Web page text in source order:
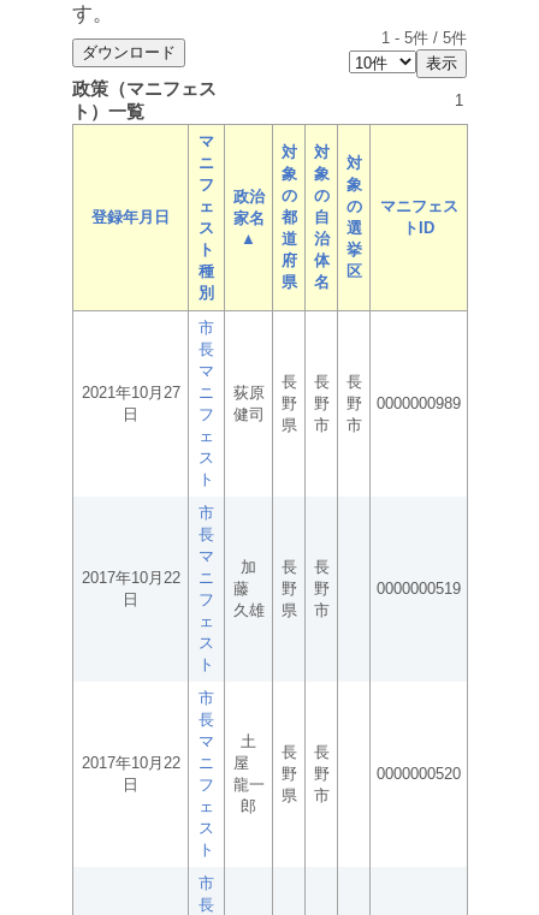
す。
1 - 5件 / 5件
政策（マニフェス
ト）一覧
1
登録年月日
マ
ニ
フ
ェ
ス
ト
種
別
政治
家名
▲
対
象
の
都
道
府
県
対
象
の
自
治
体
名
対
象
の
選
挙
区
マニフェス
トID
2021年10月27
日
市
長
マ
ニ
フ
ェ
ス
ト
荻原
健司
長
野
県
長
野
市
長
野
市
0000000989
2017年10月22
日
市
長
マ
ニ
フ
ェ
ス
ト
加
藤
久雄
長
野
県
長
野
市
0000000519
2017年10月22
日
市
長
マ
ニ
フ
ェ
ス
ト
土
屋
龍一
郎
長
野
県
長
野
市
0000000520
市
長